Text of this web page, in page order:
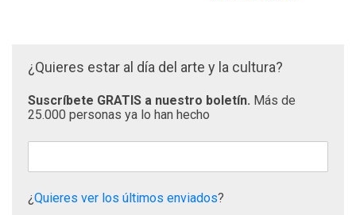
¿Quieres estar al día del arte y la cultura?
Suscríbete GRATIS a nuestro boletín. Más de
25.000 personas ya lo han hecho
¿Quieres ver los últimos enviados?